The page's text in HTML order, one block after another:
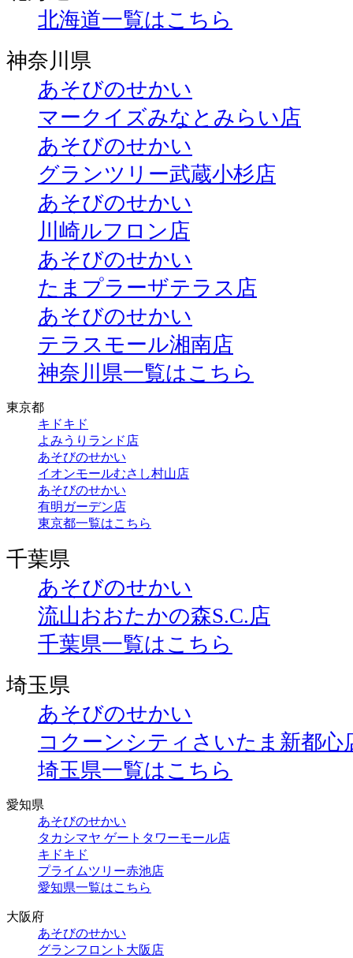
北海道一覧はこちら
神奈川県
あそびのせかい
マークイズみなとみらい店
あそびのせかい
グランツリー武蔵小杉店
あそびのせかい
川崎ルフロン店
あそびのせかい
たまプラーザテラス店
あそびのせかい
テラスモール湘南店
神奈川県一覧はこちら
東京都
キドキド
よみうりランド店
あそびのせかい
イオンモールむさし村山店
あそびのせかい
有明ガーデン店
東京都一覧はこちら
千葉県
あそびのせかい
流山おおたかの森S.C.店
千葉県一覧はこちら
埼玉県
あそびのせかい
コクーンシティさいたま新都心
埼玉県一覧はこちら
愛知県
あそびのせかい
タカシマヤ ゲートタワーモール店
キドキド
プライムツリー赤池店
愛知県一覧はこちら
大阪府
あそびのせかい
グランフロント大阪店